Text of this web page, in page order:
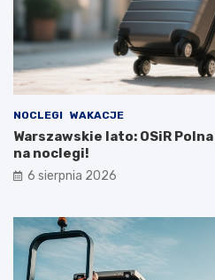
NOCLEGI WAKACJE
Warszawskie lato: OSiR
na noclegi!
6 sierpnia 2026